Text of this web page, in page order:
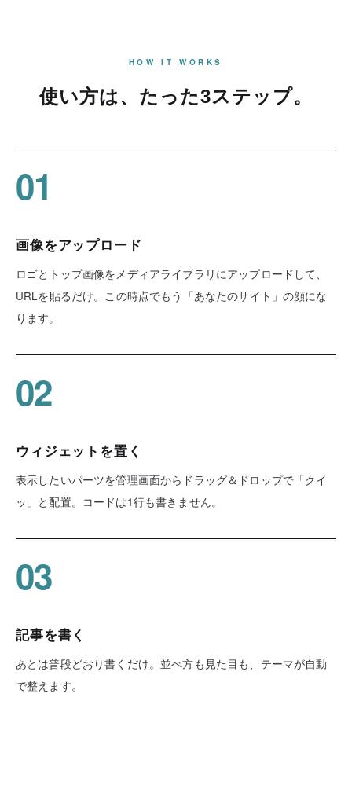
HOW IT WORKS
使い方は、たった3ステップ。
01
画像をアップロード
ロゴとトップ画像をメディアライブラリにアップロードして、
URLを貼るだけ。この時点でもう「あなたのサイト」の顔にな
ります。
02
ウィジェットを置く
表示したいパーツを管理画面からドラッグ＆ドロップで「クイ
ッ」と配置。コードは1行も書きません。
03
記事を書く
あとは普段どおり書くだけ。並べ方も見た目も、テーマが自動
で整えます。